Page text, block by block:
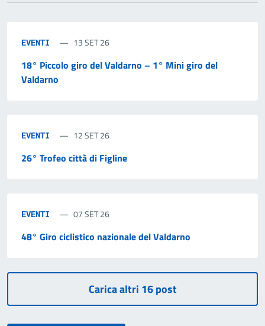
EVENTI 13 SET 26
18° Piccolo giro del Valdarno – 1° Mini giro del
Valdarno
EVENTI 12 SET 26
26° Trofeo città di Figline
EVENTI 07 SET 26
48° Giro ciclistico nazionale del Valdarno